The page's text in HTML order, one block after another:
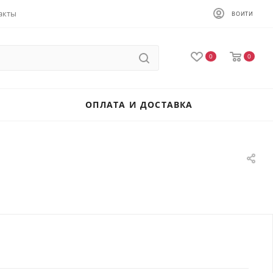
ВОЙТИ
0 0
ОПЛАТА И ДОСТАВКА